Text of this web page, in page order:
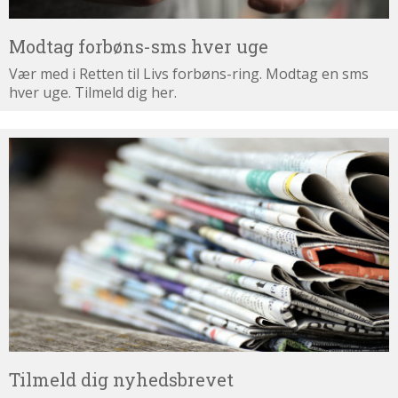
Modtag forbøns-sms hver uge
Vær med i Retten til Livs forbøns-ring. Modtag en sms
hver uge. Tilmeld dig her.
Tilmeld
dig
nyhedsbrevet
Tilmeld dig nyhedsbrevet